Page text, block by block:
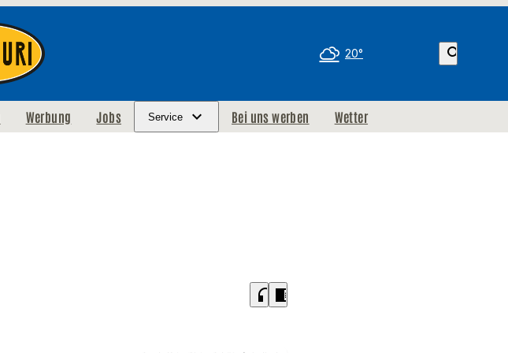
20° search
Werbung Jobs Service Bei uns werben Wetter
headphones chrome_reader_mode